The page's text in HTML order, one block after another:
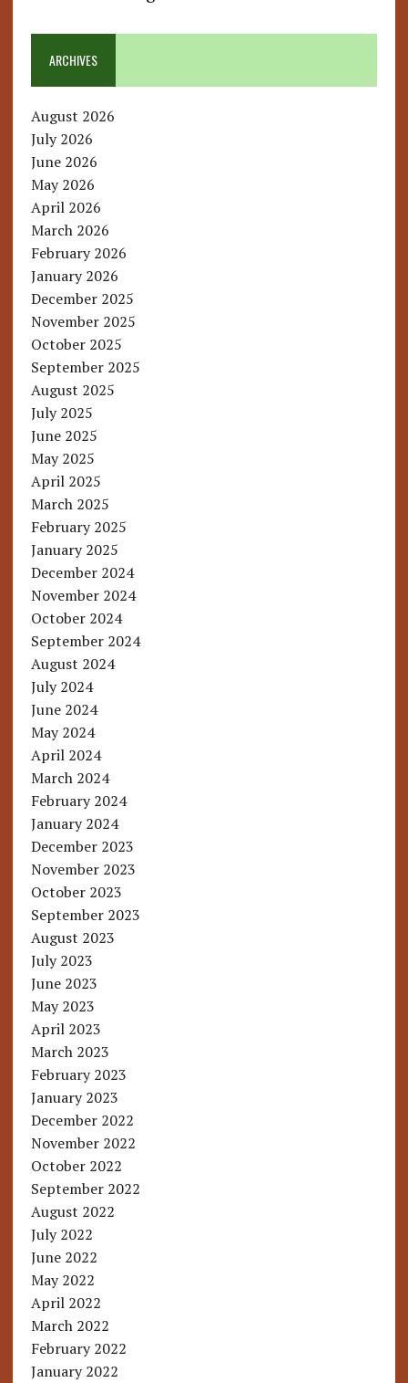
ARCHIVES
August 2026
July 2026
June 2026
May 2026
April 2026
March 2026
February 2026
January 2026
December 2025
November 2025
October 2025
September 2025
August 2025
July 2025
June 2025
May 2025
April 2025
March 2025
February 2025
January 2025
December 2024
November 2024
October 2024
September 2024
August 2024
July 2024
June 2024
May 2024
April 2024
March 2024
February 2024
January 2024
December 2023
November 2023
October 2023
September 2023
August 2023
July 2023
June 2023
May 2023
April 2023
March 2023
February 2023
January 2023
December 2022
November 2022
October 2022
September 2022
August 2022
July 2022
June 2022
May 2022
April 2022
March 2022
February 2022
January 2022